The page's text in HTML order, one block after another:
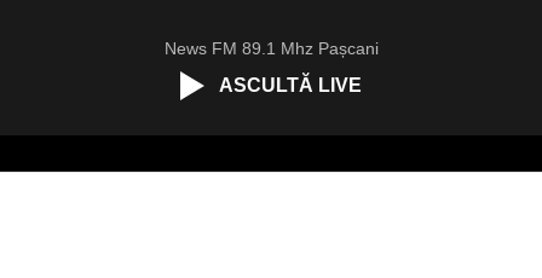
News FM 89.1 Mhz Pașcani
ASCULTĂ LIVE